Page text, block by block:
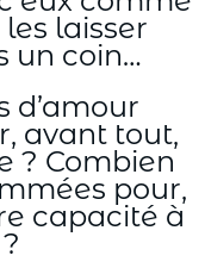
laisser
un coin…
d’amour
avant tout,
? Combien
pour,
capacité à